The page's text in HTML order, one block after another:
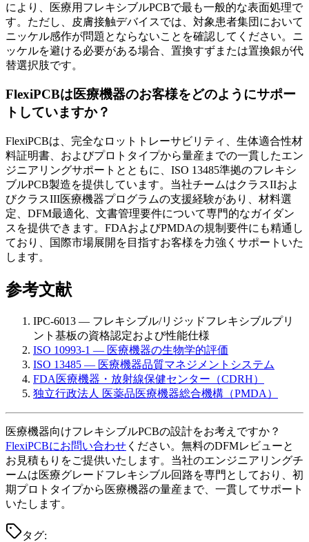
により、医療用フレキシブルPCBで最も一般的な表面処理で
す。ただし、皮膚接触デバイスでは、対象患者集団において
ニッケル感作が問題とならないことを確認してください。ニ
ッケルを避ける必要がある場合、置換すずまたは置換銀が代
替選択肢です。
FlexiPCBは医療機器のお客様をどのようにサポー
トしていますか？
FlexiPCBは、完全なロットトレーサビリティ、生体適合性材
料証明書、およびプロトタイプから量産までの一貫したエン
ジニアリングサポートとともに、ISO 13485準拠のフレキシ
ブルPCB製造を提供しています。当社チームはクラスIIおよ
びクラスIII医療機器プログラムの支援経験があり、材料選
定、DFM最適化、文書管理要件について専門的なガイダン
スを提供できます。FDAおよびPMDAの規制要件にも精通し
ており、国際市場展開を目指すお客様を力強くサポートいた
します。
参考文献
IPC-6013 — フレキシブル/リジッドフレキシブルプリ
ント基板の資格認定および性能仕様
ISO 10993-1 — 医療機器の生物学的評価
ISO 13485 — 医療機器品質マネジメントシステム
FDA医療機器・放射線保健センター（CDRH）
独立行政法人 医薬品医療機器総合機構（PMDA）
医療機器向けフレキシブルPCBの設計をお考えですか？
FlexiPCBにお問い合わせ ください。無料のDFMレビューと
お見積もりをご提供いたします。当社のエンジニアリングチ
ームは医療グレードフレキシブル回路を専門としており、初
期プロトタイプから医療機器の量産まで、一貫してサポート
いたします。
タグ: